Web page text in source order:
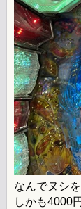
なんでヌシ
しかも4000